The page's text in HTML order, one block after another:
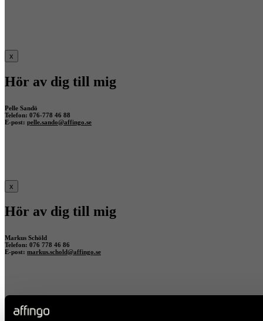
x
Hör av dig till mig
Pelle Sandö
Telefon: 076-778 46 88
E-post: pelle.sando@affingo.se
x
Hör av dig till mig
Markus Schöld
Telefon: 076 778 46 86
E-post: markus.schold@affingo.se